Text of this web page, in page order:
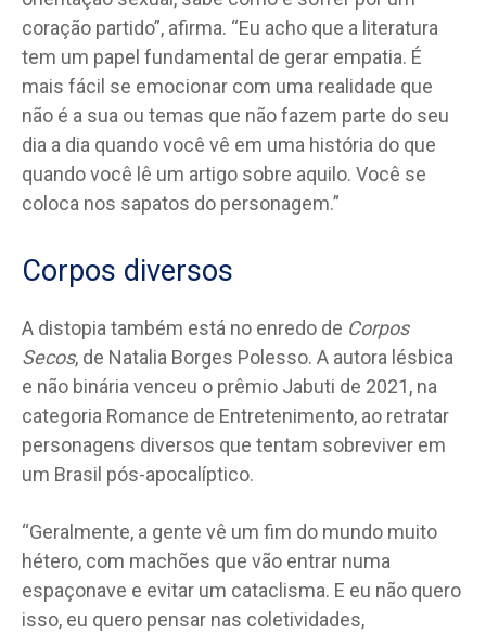
coração partido”, afirma. “Eu acho que a literatura
tem um papel fundamental de gerar empatia. É
mais fácil se emocionar com uma realidade que
não é a sua ou temas que não fazem parte do seu
dia a dia quando você vê em uma história do que
quando você lê um artigo sobre aquilo. Você se
coloca nos sapatos do personagem.”
Corpos diversos
A distopia também está no enredo de Corpos
Secos, de Natalia Borges Polesso. A autora lésbica
e não binária venceu o prêmio Jabuti de 2021, na
categoria Romance de Entretenimento, ao retratar
personagens diversos que tentam sobreviver em
um Brasil pós-apocalíptico.
“Geralmente, a gente vê um fim do mundo muito
hétero, com machões que vão entrar numa
espaçonave e evitar um cataclisma. E eu não quero
isso, eu quero pensar nas coletividades,